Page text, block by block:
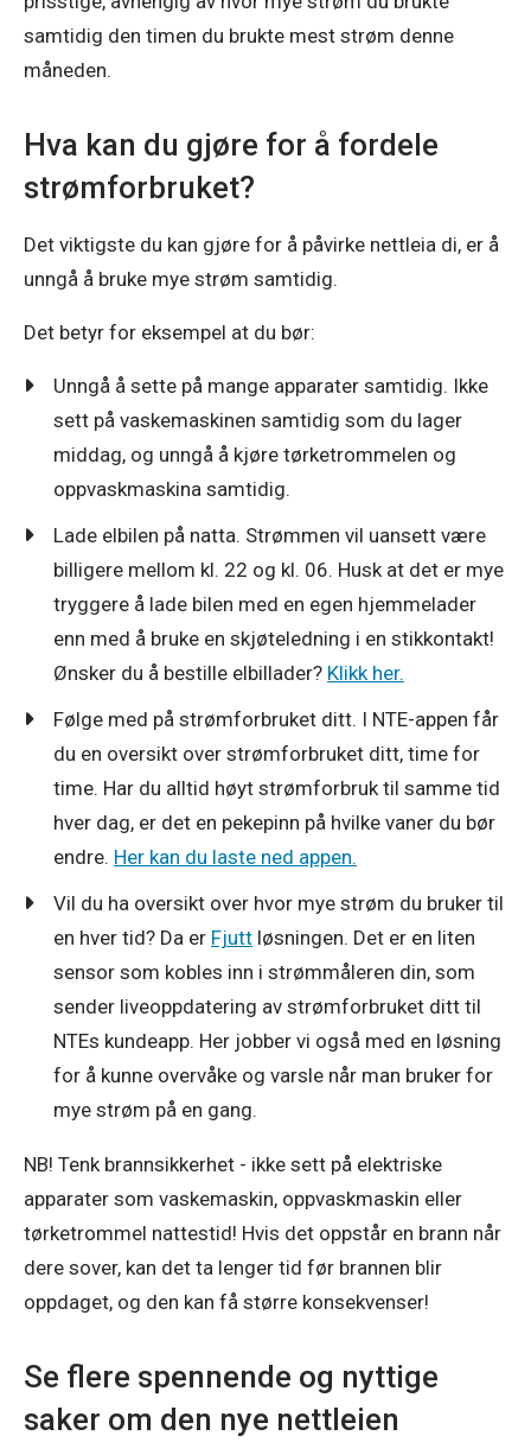
samtidig den timen du brukte mest strøm denne
måneden.
Hva kan du gjøre for å fordele
strømforbruket?
Det viktigste du kan gjøre for å påvirke nettleia di, er å
unngå å bruke mye strøm samtidig.
Det betyr for eksempel at du bør:
Unngå å sette på mange apparater samtidig. Ikke
sett på vaskemaskinen samtidig som du lager
middag, og unngå å kjøre tørketrommelen og
oppvaskmaskina samtidig.
Lade elbilen på natta. Strømmen vil uansett være
billigere mellom kl. 22 og kl. 06. Husk at det er mye
tryggere å lade bilen med en egen hjemmelader
enn med å bruke en skjøteledning i en stikkontakt!
Ønsker du å bestille elbillader? Klikk her.
Følge med på strømforbruket ditt. I NTE-appen får
du en oversikt over strømforbruket ditt, time for
time. Har du alltid høyt strømforbruk til samme tid
hver dag, er det en pekepinn på hvilke vaner du bør
endre. Her kan du laste ned appen.
Vil du ha oversikt over hvor mye strøm du bruker til
en hver tid? Da er Fjutt løsningen. Det er en liten
sensor som kobles inn i strømmåleren din, som
sender liveoppdatering av strømforbruket ditt til
NTEs kundeapp. Her jobber vi også med en løsning
for å kunne overvåke og varsle når man bruker for
mye strøm på en gang.
NB! Tenk brannsikkerhet - ikke sett på elektriske
apparater som vaskemaskin, oppvaskmaskin eller
tørketrommel nattestid! Hvis det oppstår en brann når
dere sover, kan det ta lenger tid før brannen blir
oppdaget, og den kan få større konsekvenser!
Se flere spennende og nyttige
saker om den nye nettleien